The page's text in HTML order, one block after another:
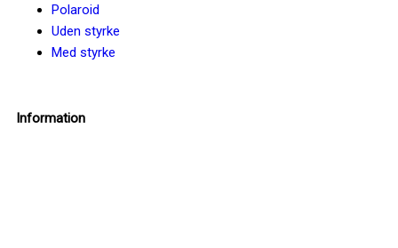
Polaroid
Uden styrke
Med styrke
Information